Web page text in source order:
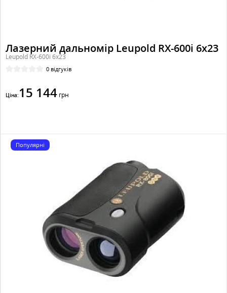
Лазерний дальномір Leupold RX-600i 6x23
Leupold RX-600i 6x23
0 відгуків
Ціна: 15 144 грн
Популярні